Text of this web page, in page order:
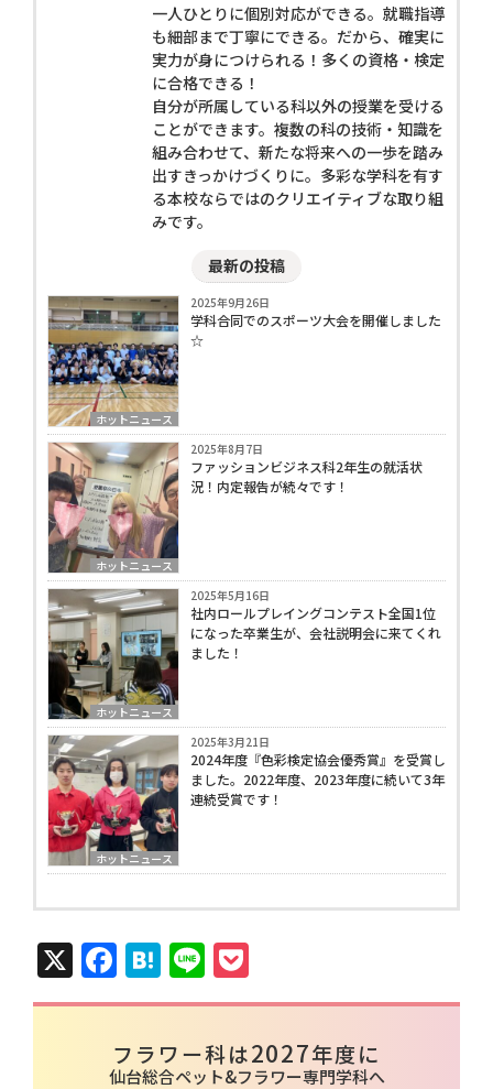
一人ひとりに個別対応ができる。就職指導
も細部まで丁寧にできる。だから、確実に
実力が身につけられる！多くの資格・検定
に合格できる！
自分が所属している科以外の授業を受ける
ことができます。複数の科の技術・知識を
組み合わせて、新たな将来への一歩を踏み
出すきっかけづくりに。多彩な学科を有す
る本校ならではのクリエイティブな取り組
みです。
最新の投稿
ホットニュース
2025年9月26日
学科合同でのスポーツ大会を開催しました
☆
ホットニュース
2025年8月7日
ファッションビジネス科2年生の就活状
況！内定報告が続々です！
ホットニュース
2025年5月16日
社内ロールプレイングコンテスト全国1位
になった卒業生が、会社説明会に来てくれ
ました！
ホットニュース
2025年3月21日
2024年度『色彩検定協会優秀賞』を受賞し
ました。2022年度、2023年度に続いて3年
連続受賞です！
X Facebook
Hatena
Line
フラワー科は2027年度に
仙台総合ペット&フラワー専門学科へ